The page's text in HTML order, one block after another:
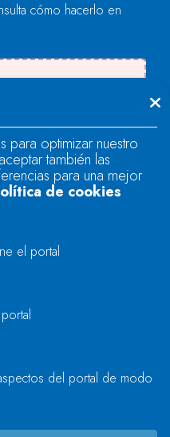
cómo hacerlo en
cargar el campo
el campo
para optimizar nuestro
también las
para una mejor
de cookies
el portal
del portal de modo